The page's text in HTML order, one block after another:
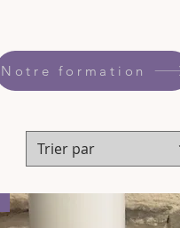
Notre formation
Trier par